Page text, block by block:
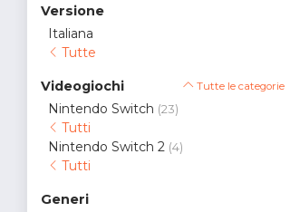
Versione
Italiana
Tutte
Videogiochi Tutte le categorie
Nintendo Switch (23)
Tutti
Nintendo Switch 2 (4)
Tutti
Generi